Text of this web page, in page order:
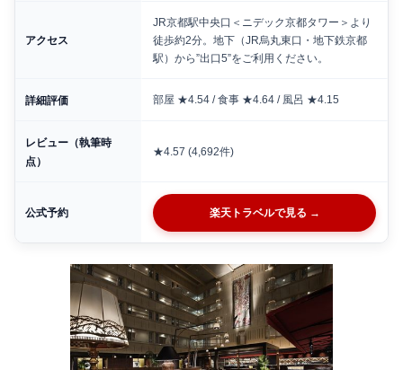
アクセス
JR京都駅中央口＜ニデック京都タワー＞より
徒歩約2分。地下（JR烏丸東口・地下鉄京都
駅）から”出口5”をご利用ください。
詳細評価 部屋 ★4.54 / 食事 ★4.64 / 風呂 ★4.15
レビュー（執筆時
点）
★4.57 (4,692件)
公式予約 楽天トラベルで見る →